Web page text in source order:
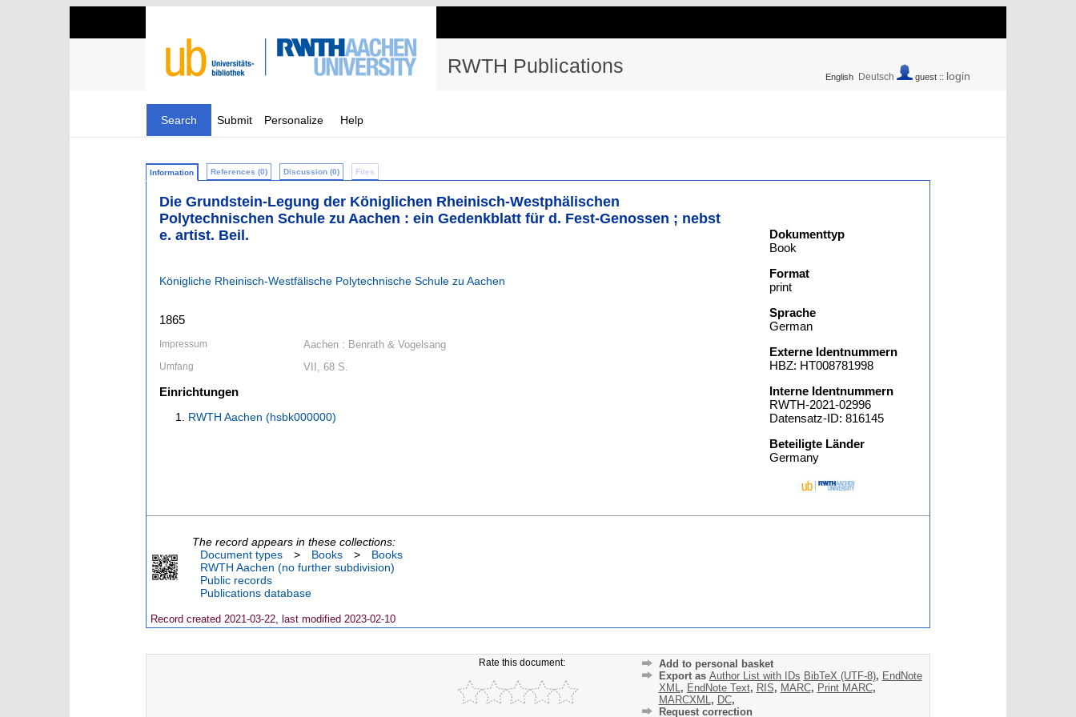
RWTH Publications English Deutsch guest :: login
Search Submit Personalize Help
Information References (0) Discussion (0) Files
Die Grundstein-Legung der Königlichen Rheinisch-Westphälischen
Polytechnischen Schule zu Aachen : ein Gedenkblatt für d. Fest-Genossen ; nebst
e. artist. Beil.
Königliche Rheinisch-Westfälische Polytechnische Schule zu Aachen
1865
Impressum Aachen : Benrath & Vogelsang
Umfang VII, 68 S.
Einrichtungen
RWTH Aachen (hsbk000000)
Dokumenttyp
Book
Format
print
Sprache
German
Externe Identnummern
HBZ: HT008781998
Interne Identnummern
RWTH-2021-02996
Datensatz-ID: 816145
Beteiligte Länder
Germany
The record appears in these collections:
Document types
> Books >
Books
RWTH Aachen (no further subdivision)
Public records
Publications database
Record created 2021-03-22, last modified 2023-02-10
Rate this document:
Add to personal basket
Export as Author List with IDs BibTeX (UTF-8), EndNote
XML , EndNote Text, RIS, MARC, Print MARC,
MARCXML , DC,
Request correction